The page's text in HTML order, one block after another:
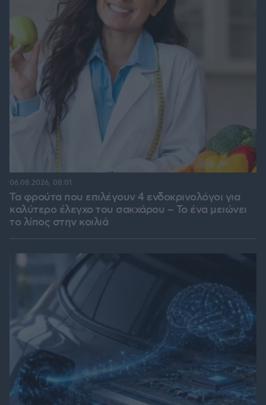
Τα φρούτα που επιλέγουν 4 ενδοκρινολόγοι για
καλύτερο έλεγχο του σακχάρου – Το ένα μειώνει
το λίπος στην κοιλιά
06.08.2026, 08:01